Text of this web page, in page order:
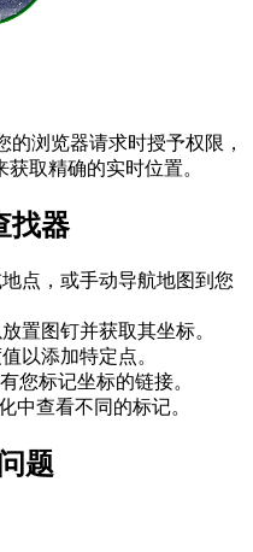
浏览器请求时授予权限，
取精确的实时位置。
找器
点，或手动导航地图到您
置图钉并获取其坐标。
以添加特定点。
您标记坐标的链接。
中查看不同的标记。
题